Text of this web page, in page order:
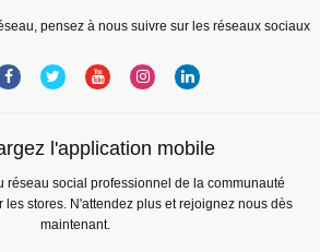
pensez à nous suivre sur les réseaux sociaux
l'application mobile
réseau social professionnel de la communauté
les stores. N'attendez plus et rejoignez nous dès
maintenant.